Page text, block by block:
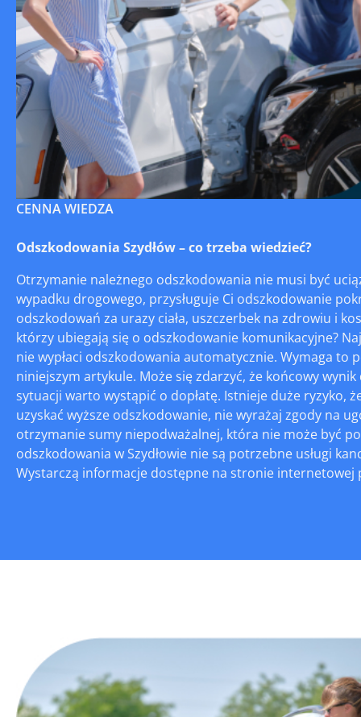
CENNA WIEDZA
Odszkodowania Szydłów – co trzeba wiedzieć?
Otrzymanie należnego odszkodowania nie musi być
wypadku drogowego, przysługuje Ci odszkodowanie
odszkodowań za urazy ciała, uszczerbek na zdrowiu i
którzy ubiegają się o odszkodowanie komunikacyjne?
nie wypłaci odszkodowania automatycznie. Wymaga to
niniejszym artykule. Może się zdarzyć, że końcowy
sytuacji warto wystąpić o dopłatę. Istnieje duże ryzyko,
uzyskać wyższe odszkodowanie, nie wyrażaj zgody na
otrzymanie sumy niepodważalnej, która nie może być
odszkodowania w Szydłowie nie są potrzebne usługi
Wystarczą informacje dostępne na stronie internetowej